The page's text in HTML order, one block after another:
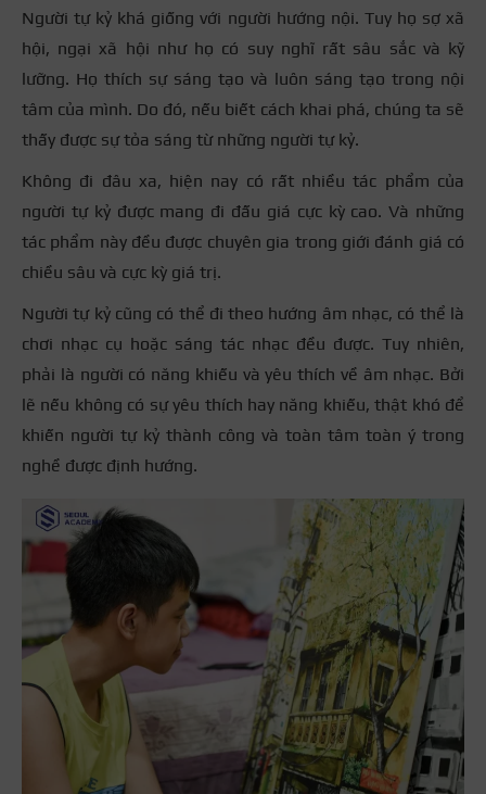
Người tự kỷ khá giống với người hướng nội. Tuy họ sợ xã
hội, ngại xã hội như họ có suy nghĩ rất sâu sắc và kỹ
lưỡng. Họ thích sự sáng tạo và luôn sáng tạo trong nội
tâm của mình. Do đó, nếu biết cách khai phá, chúng ta sẽ
thấy được sự tỏa sáng từ những người tự kỷ.
Không đi đâu xa, hiện nay có rất nhiều tác phẩm của
người tự kỷ được mang đi đấu giá cực kỳ cao. Và những
tác phẩm này đều được chuyên gia trong giới đánh giá có
chiều sâu và cực kỳ giá trị.
Người tự kỷ cũng có thể đi theo hướng âm nhạc, có thể là
chơi nhạc cụ hoặc sáng tác nhạc đều được. Tuy nhiên,
phải là người có năng khiếu và yêu thích về âm nhạc. Bởi
lẽ nếu không có sự yêu thích hay năng khiếu, thật khó để
khiến người tự kỷ thành công và toàn tâm toàn ý trong
nghề được định hướng.